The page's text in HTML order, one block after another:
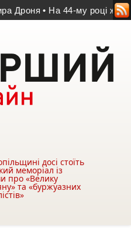
• На 44-му році життя
досі стоїть
меморіал із
про «Велику
та «буржуазних